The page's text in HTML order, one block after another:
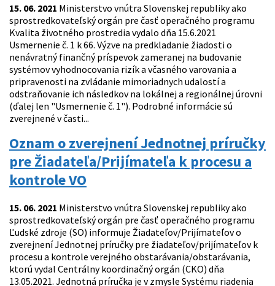
15. 06. 2021 Ministerstvo vnútra Slovenskej republiky ako
sprostredkovateľský orgán pre časť operačného programu
Kvalita životného prostredia vydalo dňa 15.6.2021
Usmernenie č. 1 k 66. Výzve na predkladanie žiadosti o
nenávratný finančný príspevok zameranej na budovanie
systémov vyhodnocovania rizík a včasného varovania a
pripravenosti na zvládanie mimoriadnych udalostí a
odstraňovanie ich následkov na lokálnej a regionálnej úrovni
(ďalej len "Usmernenie č. 1"). Podrobné informácie sú
zverejnené v časti...
Oznam o zverejnení Jednotnej príručky
pre Žiadateľa/Prijímateľa k procesu a
kontrole VO
15. 06. 2021 Ministerstvo vnútra Slovenskej republiky ako
sprostredkovateľský orgán pre časť operačného programu
Ľudské zdroje (SO) informuje Žiadateľov/Prijímateľov o
zverejnení Jednotnej príručky pre žiadateľov/prijímateľov k
procesu a kontrole verejného obstarávania/obstarávania,
ktorú vydal Centrálny koordinačný orgán (CKO) dňa
13.05.2021. Jednotná príručka je v zmysle Systému riadenia